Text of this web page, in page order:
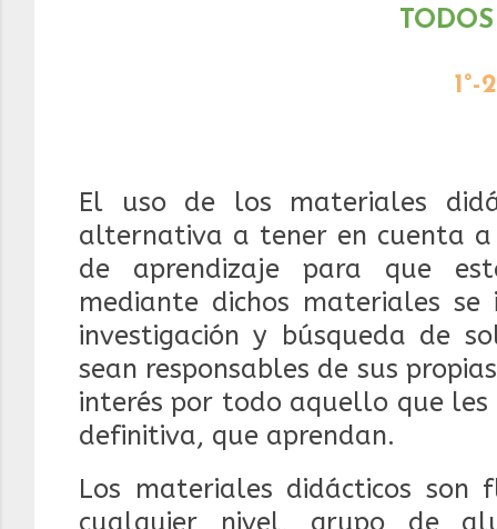
1°-
El uso de los materiales
alternativa a tener en cuenta
de aprendizaje para que
mediante dichos materiales
investigación y búsqueda de
sean responsables de sus
interés por todo aquello que
definitiva, que aprendan.
Los materiales didácticos son
cualquier nivel, grupo de